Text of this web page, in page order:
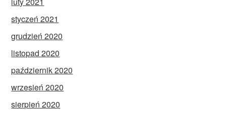
styczeń 2021
grudzień 2020
listopad 2020
październik 2020
wrzesień 2020
sierpień 2020